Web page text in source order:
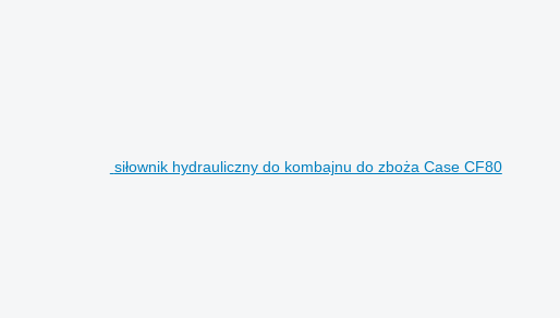
siłownik hydrauliczny do kombajnu do zboża Case CF80